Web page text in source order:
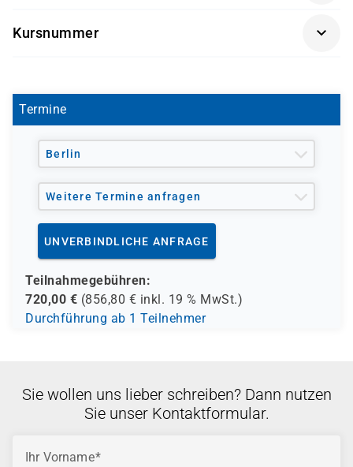
- regionale Einrichtungen
und andere Träger möglich
Kursnummer
Termine
Berlin
Weitere Termine anfragen
UNVERBINDLICHE ANFRAGE
Teilnahmegebühren:
720,00 € (856,80 € inkl. 19 % MwSt.)
Durchführung ab 1 Teilnehmer
Sie wollen uns lieber schreiben? Dann nutzen
Sie unser Kontaktformular.
Ihr Vorname